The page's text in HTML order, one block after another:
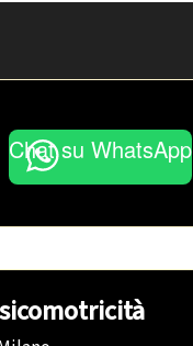
Chat su WhatsApp